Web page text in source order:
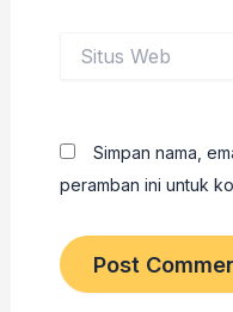
Web
Simpan nama,
peramban ini untuk